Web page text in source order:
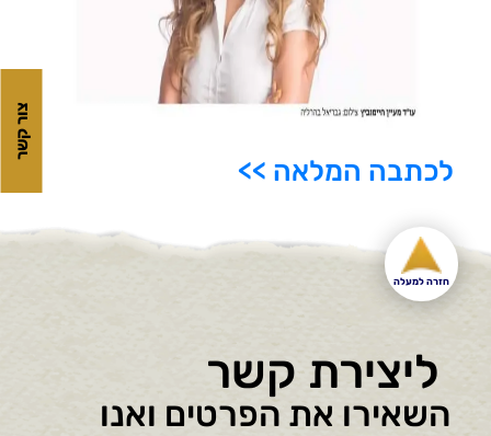
צור קשר
לכתבה המלאה >>
חזרה למעלה
ליצירת קשר
השאירו את הפרטים ואנו